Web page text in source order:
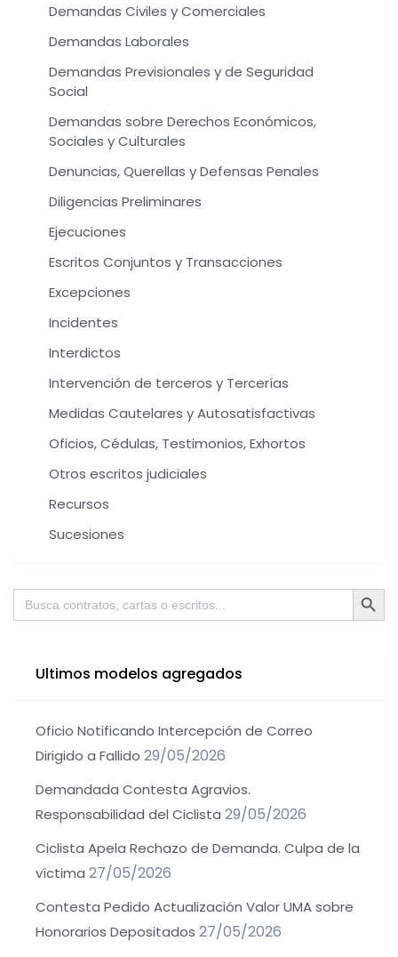
Demandas Civiles y Comerciales
Demandas Laborales
Demandas Previsionales y de Seguridad
Social
Demandas sobre Derechos Económicos,
Sociales y Culturales
Denuncias, Querellas y Defensas Penales
Diligencias Preliminares
Ejecuciones
Escritos Conjuntos y Transacciones
Excepciones
Incidentes
Interdictos
Intervención de terceros y Tercerías
Medidas Cautelares y Autosatisfactivas
Oficios, Cédulas, Testimonios, Exhortos
Otros escritos judiciales
Recursos
Sucesiones
Buscar: Botón de
Ultimos modelos agregados
Oficio Notificando Intercepción de Correo
Dirigido a Fallido 29/05/2026
Demandada Contesta Agravios.
Responsabilidad del Ciclista 29/05/2026
Ciclista Apela Rechazo de Demanda. Culpa de la
víctima 27/05/2026
Contesta Pedido Actualización Valor UMA sobre
Honorarios Depositados 27/05/2026